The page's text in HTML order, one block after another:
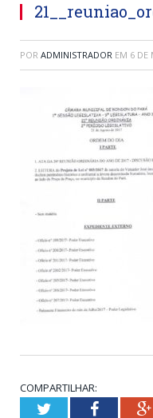
POR ADMINISTRADOR EM 6 DE
COMPARTILHAR:
TwitterFacebook